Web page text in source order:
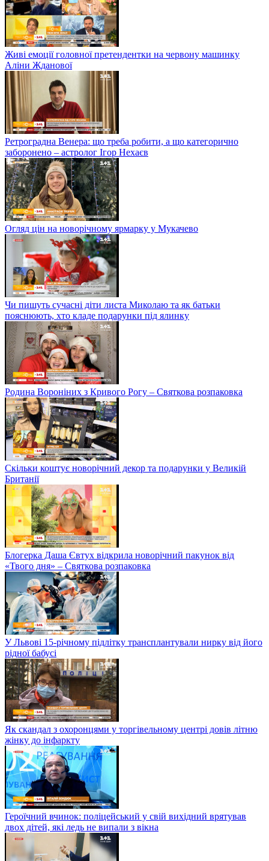
Живі емоції головної претендентки на червону машинку
Аліни Жданової
Ретроградна Венера: що треба робити, а що категорично
заборонено – астролог Ігор Нехаєв
Огляд цін на новорічному ярмарку у Мукачево
Чи пишуть сучасні діти листа Миколаю та як батьки
пояснюють, хто кладе подарунки під ялинку
Родина Вороніних з Кривого Рогу – Святкова розпаковка
Скільки коштує новорічний декор та подарунки у Великій
Британії
Блогерка Даша Євтух відкрила новорічний пакунок від
«Твого дня» – Святкова розпаковка
У Львові 15-річному підлітку трансплантували нирку від його
рідної бабусі
Як скандал з охоронцями у торгівельному центрі довів літню
жінку до інфаркту
Героїчний вчинок: поліцейський у свій вихідний врятував
двох дітей, які ледь не випали з вікна